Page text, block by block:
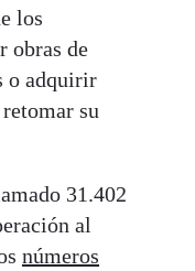
los
obras de
o adquirir
su
31.402
al
números